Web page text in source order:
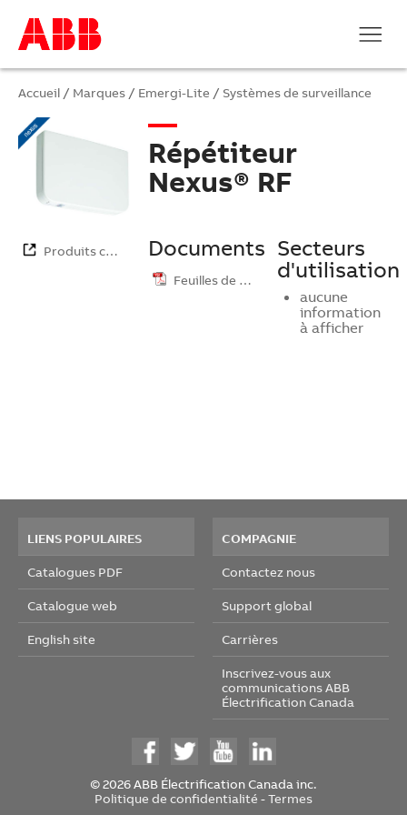
Accueil / Marques / Emergi-Lite / Systèmes de surveillance
Produits co…
Répétiteur
Nexus® RF
Documents
Feuilles de …
Secteurs
d'utilisation
aucune
information
à afficher
LIENS POPULAIRES
Catalogues PDF
Catalogue web
English site
COMPAGNIE
Contactez nous
Support global
Carrières
Inscrivez-vous aux
communications ABB
Électrification Canada
© 2026 ABB Électrification Canada inc.
Politique de confidentialité -Termes